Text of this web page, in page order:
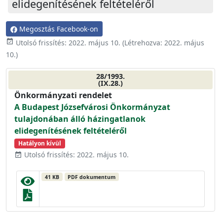
elidegenítésének feltételéről
Megosztás Facebook-on
event_available Utolsó frissítés: 2022. május 10. (Létrehozva: 2022. május
10.)
28/1993.
(IX.28.)
Önkormányzati rendelet
A Budapest Józsefvárosi Önkormányzat
tulajdonában álló házingatlanok
elidegenítésének feltételéről
Hatályon kívül
event_available Utolsó frissítés: 2022. május 10.
41 KB PDF dokumentum